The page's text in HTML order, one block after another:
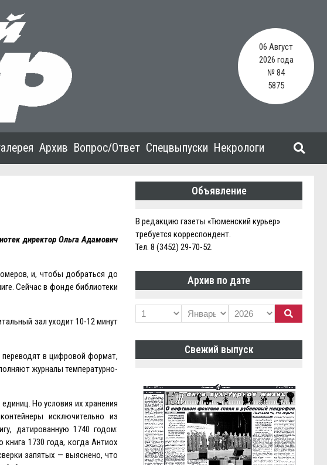
06 Август
2026 года
№ 84
5875
Архив Вопрос/Ответ Спецвыпуски Некрологи
директор Ольга Адамович
и, чтобы добраться до
Сейчас в фонде библиотеки
зал уходит 10-12 минут
переводят в цифровой формат,
журналы температурно-
Но условия их хранения
исключительно из
датированную 1740 годом:
1730 года, когда Антиох
запятых — выяснено, что
Объявление
В редакцию газеты «Тюменский курьер»
требуется корреспондент.
Тел. 8 (3452) 29-70-52.
Архив по дате
Свежий выпуск